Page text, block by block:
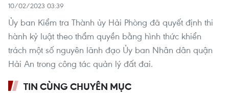
10/02/2023 03:39
Ủy ban Kiểm tra Thành ủy Hải Phòng đã quyết định thi
hành kỷ luật theo thẩm quyền bằng hình thức khiển
trách một số nguyên lãnh đạo Ủy ban Nhân dân quận
Hải An trong công tác quản lý đất đai.
TIN CÙNG CHUYÊN MỤC